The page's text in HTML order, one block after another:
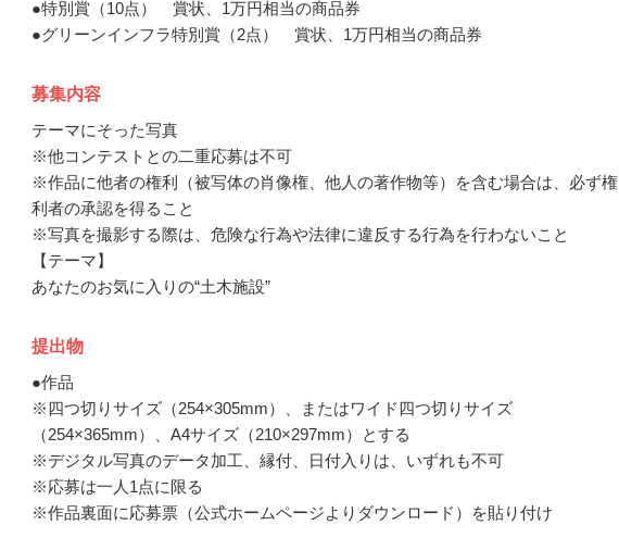
●特別賞（10点） 賞状、1万円相当の商品券
●グリーンインフラ特別賞（2点） 賞状、1万円相当の商品券
募集内容
テーマにそった写真
※他コンテストとの二重応募は不可
※作品に他者の権利（被写体の肖像権、他人の著作物等）を含む場合は、必ず権
利者の承認を得ること
※写真を撮影する際は、危険な行為や法律に違反する行為を行わないこと
【テーマ】
あなたのお気に入りの“土木施設”
提出物
●作品
※四つ切りサイズ（254×305mm）、またはワイド四つ切りサイズ
（254×365mm）、A4サイズ（210×297mm）とする
※デジタル写真のデータ加工、縁付、日付入りは、いずれも不可
※応募は一人1点に限る
※作品裏面に応募票（公式ホームページよりダウンロード）を貼り付け